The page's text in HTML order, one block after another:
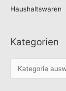
Haushaltswaren
Kategorien
a